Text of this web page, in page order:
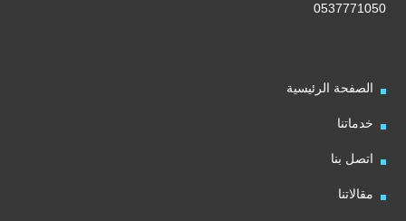
0537771050
الصفحة الرئيسية
خدماتنا
اتصل بنا
مقالاتنا